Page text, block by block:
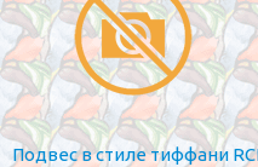
Подвес в стиле тиффани